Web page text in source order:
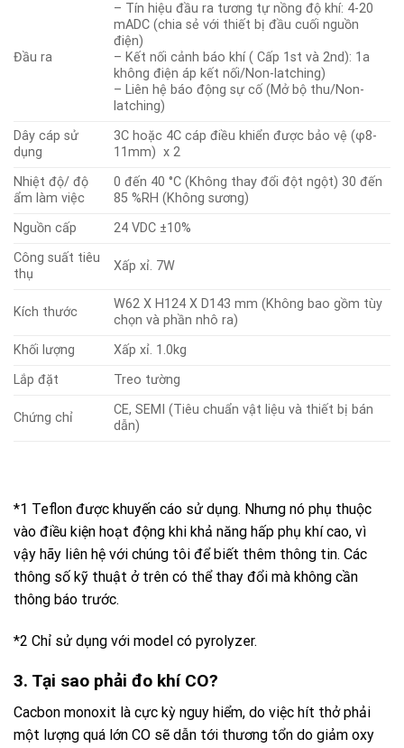
Đầu ra
– Tín hiệu đầu ra tương tự nồng độ khí: 4-20
mADC (chia sẻ với thiết bị đầu cuối nguồn
điện)
– Kết nối cảnh báo khí ( Cấp 1st và 2nd): 1a
không điện áp kết nối/Non-latching)
– Liên hệ báo động sự cố (Mở bộ thu/Non-
latching)
Dây cáp sử
dụng
3C hoặc 4C cáp điều khiển được bảo vệ (φ8-
11mm) x 2
Nhiệt độ/ độ
ẩm làm việc
0 đến 40 °C (Không thay đổi đột ngột) 30 đến
85 %RH (Không sương)
Nguồn cấp
24 VDC ±10%
Công suất tiêu
thụ
Xấp xỉ. 7W
Kích thước
W62 X H124 X D143 mm (Không bao gồm tùy
chọn và phần nhô ra)
Khối lượng
Xấp xỉ. 1.0kg
Lắp đặt
Treo tường
Chứng chỉ
CE, SEMI (Tiêu chuẩn vật liệu và thiết bị bán
dẫn)
*1 Teflon được khuyến cáo sử dụng. Nhưng nó phụ thuộc
vào điều kiện hoạt động khi khả năng hấp phụ khí cao, vì
vậy hãy liên hệ với chúng tôi để biết thêm thông tin. Các
thông số kỹ thuật ở trên có thể thay đổi mà không cần
thông báo trước.
*2 Chỉ sử dụng với model có pyrolyzer.
3. Tại sao phải đo khí CO?
Cacbon monoxit là cực kỳ nguy hiểm, do việc hít thở phải
một lượng quá lớn CO sẽ dẫn tới thương tổn do giảm oxy